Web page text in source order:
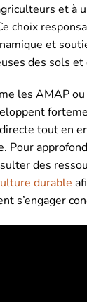
et à
choix
et
des sols
les AMAP
tout en
Pour
des
durable
s’engager